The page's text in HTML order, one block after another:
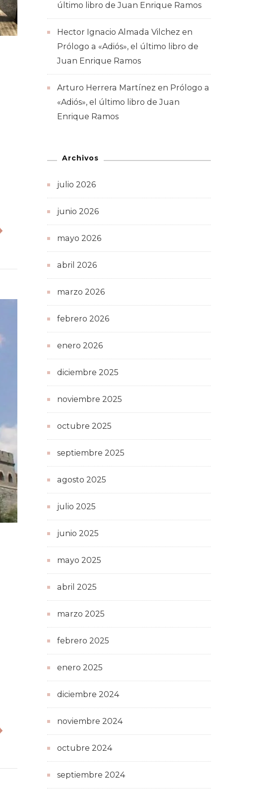
último libro de Juan Enrique Ramos
Hector Ignacio Almada Vilchez en
Prólogo a «Adiós», el último libro de
Juan Enrique Ramos
Arturo Herrera Martínez en Prólogo a
«Adiós», el último libro de Juan
Enrique Ramos
Archivos
julio 2026
junio 2026
mayo 2026
abril 2026
marzo 2026
febrero 2026
enero 2026
diciembre 2025
noviembre 2025
octubre 2025
septiembre 2025
agosto 2025
julio 2025
junio 2025
mayo 2025
abril 2025
marzo 2025
febrero 2025
enero 2025
diciembre 2024
noviembre 2024
octubre 2024
septiembre 2024